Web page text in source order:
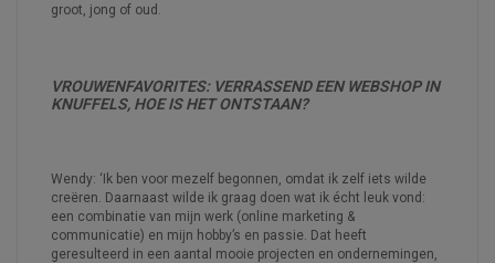
groot, jong of oud.
VROUWENFAVORITES: VERRASSEND EEN WEBSHOP IN
KNUFFELS, HOE IS HET ONTSTAAN?
Wendy: ‘Ik ben voor mezelf begonnen, omdat ik zelf iets wilde
creëren. Daarnaast wilde ik graag doen wat ik écht leuk vond:
een combinatie van mijn werk (online marketing &
communicatie) en mijn hobby’s en passie. Dat heeft
geresulteerd in een aantal mooie projecten en ondernemingen,